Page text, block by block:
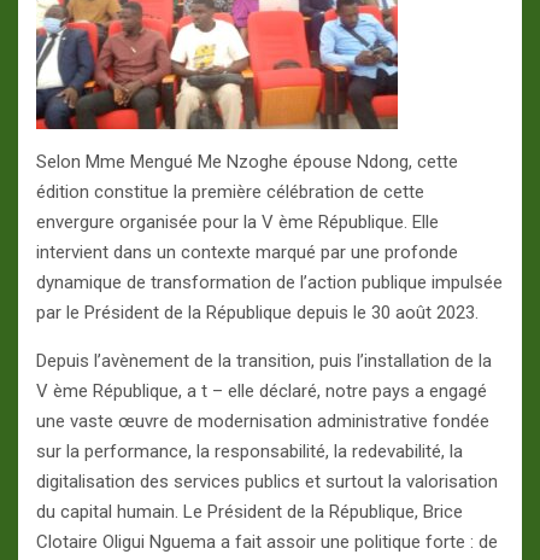
Selon Mme Mengué Me Nzoghe épouse Ndong, cette
édition constitue la première célébration de cette
envergure organisée pour la V ème République. Elle
intervient dans un contexte marqué par une profonde
dynamique de transformation de l’action publique impulsée
par le Président de la République depuis le 30 août 2023.
Depuis l’avènement de la transition, puis l’installation de la
V ème République, a t – elle déclaré, notre pays a engagé
une vaste œuvre de modernisation administrative fondée
sur la performance, la responsabilité, la redevabilité, la
digitalisation des services publics et surtout la valorisation
du capital humain. Le Président de la République, Brice
Clotaire Oligui Nguema a fait assoir une politique forte : de